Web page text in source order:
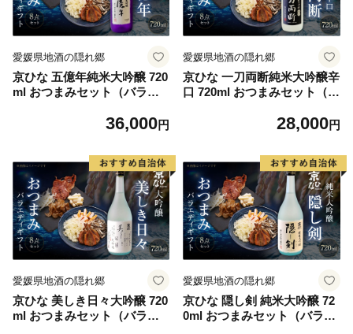
愛媛県地酒の隠れ郷
京ひな 五億年純米大吟醸 720
ml おつまみセット（バラエ
酒 純米 大吟醸酒 酒 お酒 ア
愛媛県 【えひめの町（超）推
し！（内子町）】（599）
36,000円
愛媛県地酒の隠れ郷
京ひな 一刀両断純米大吟醸辛
口 720ml おつまみセット（バ
日本酒 純米 大吟醸酒 酒 お酒
み 愛媛県 【えひめの町
（超）推し！（内子町）】
（600）
28,000円
愛媛県地酒の隠れ郷
京ひな 美しき日々大吟醸 720
ml おつまみセット（バラエ
愛媛県地酒の隠れ郷
京ひな 隠し剣 純米大吟醸 72
0ml おつまみセット（バラエ